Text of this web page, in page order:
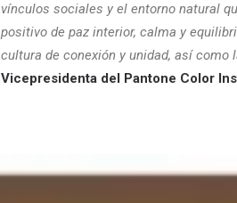
vínculos sociales y el entorno natural
positivo de paz interior, calma y
cultura de conexión y unidad, así
Vicepresidenta del Pantone Color